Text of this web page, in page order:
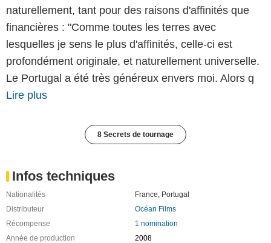
naturellement, tant pour des raisons d'affinités que
financières : "Comme toutes les terres avec
lesquelles je sens le plus d'affinités, celle-ci est
profondément originale, et naturellement universelle.
Le Portugal a été très généreux envers moi. Alors q
Lire plus
8 Secrets de tournage
Infos techniques
Nationalités France Portugal
Distributeur
Océan Films
Récompense
1 nomination
Année de production
2008